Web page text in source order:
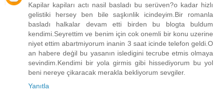
Kapilar kapiları actı nasil basladı bu serüven?o kadar hizlı
gelistiki hersey ben bile saşkınlik icindeyim.Bir romanla
basladı halkalar devam etti birden bu blogta buldum
kendimi.Seyrettim ve benim için cok onemli bir konu uzerine
niyet ettim abartmiyorum inanin 3 saat icinde telefon geldi.O
an habere deģil bu yasanın isledigini tecrube etmis olmaya
sevindim.Kendimi bir yola girmis gibi hissediyorum bu yol
beni nereye çikaracak merakla bekliyorum sevgiler.
Yanıtla